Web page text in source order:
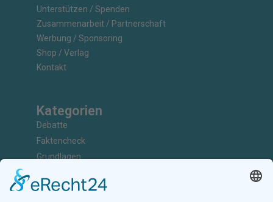
Unterstützen / Spenden
Zusammenarbeit / Partnerschaft
Werbung / Sponsoring
Shop / Verlag
Kontakt
Kategorien
Debatte
Faktencheck
Grundlagen
Kunst & Kultur